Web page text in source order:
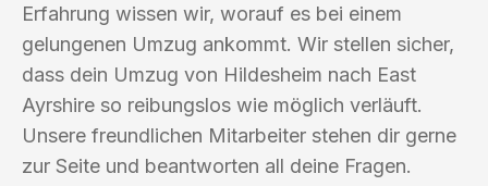
Erfahrung wissen wir, worauf es bei einem
gelungenen Umzug ankommt. Wir stellen sicher,
dass dein Umzug von Hildesheim nach East
Ayrshire so reibungslos wie möglich verläuft.
Unsere freundlichen Mitarbeiter stehen dir gerne
zur Seite und beantworten all deine Fragen.